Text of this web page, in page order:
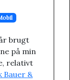
brugt
på min
relativt
Bauer &